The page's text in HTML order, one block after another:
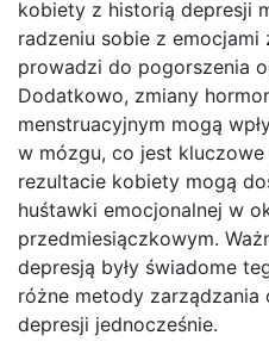
kobiety z historią depresji
radzeniu sobie z emocjami
prowadzi do pogorszenia
Dodatkowo, zmiany
menstruacyjnym mogą
w mózgu, co jest
rezultacie kobiety mogą
huśtawki emocjonalnej w
przedmiesiączkowym.
depresją były świadome
różne metody zarządzania
depresji jednocześnie.